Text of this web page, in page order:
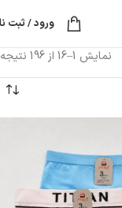
ورود / ثبت
نمایش 1–16 از 196 نتیجه